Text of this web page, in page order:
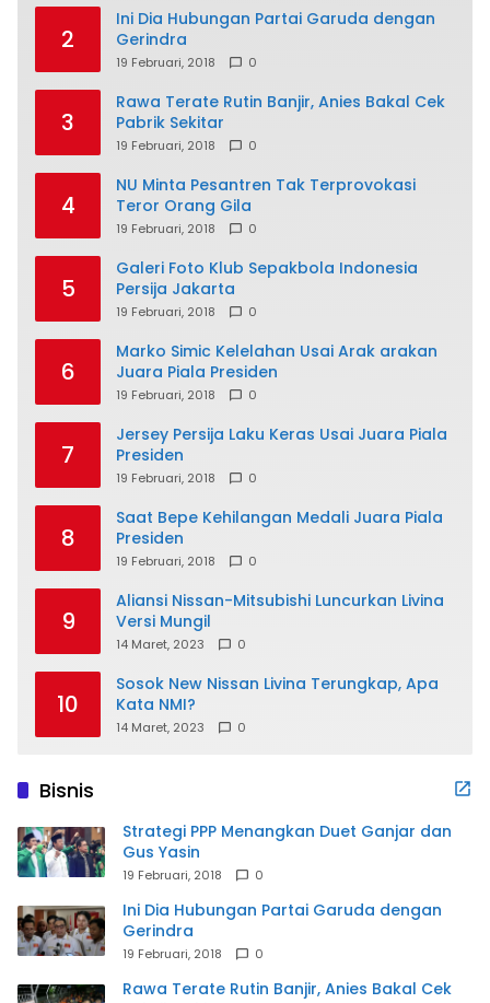
2
Ini Dia Hubungan Partai Garuda dengan
Gerindra
19 Februari, 2018 0
3
Rawa Terate Rutin Banjir, Anies Bakal Cek
Pabrik Sekitar
19 Februari, 2018 0
4
NU Minta Pesantren Tak Terprovokasi
Teror Orang Gila
19 Februari, 2018 0
5
Galeri Foto Klub Sepakbola Indonesia
Persija Jakarta
19 Februari, 2018 0
6
Marko Simic Kelelahan Usai Arak arakan
Juara Piala Presiden
19 Februari, 2018 0
7
Jersey Persija Laku Keras Usai Juara Piala
Presiden
19 Februari, 2018 0
8
Saat Bepe Kehilangan Medali Juara Piala
Presiden
19 Februari, 2018 0
9
Aliansi Nissan-Mitsubishi Luncurkan Livina
Versi Mungil
14 Maret, 2023 0
10
Sosok New Nissan Livina Terungkap, Apa
Kata NMI?
14 Maret, 2023 0
Bisnis
Strategi PPP Menangkan Duet Ganjar dan
Gus Yasin
19 Februari, 2018 0
Ini Dia Hubungan Partai Garuda dengan
Gerindra
19 Februari, 2018 0
Rawa Terate Rutin Banjir, Anies Bakal Cek